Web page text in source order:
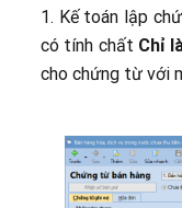
1. Kế toán lập
có tính chất Chỉ
cho chứng từ với